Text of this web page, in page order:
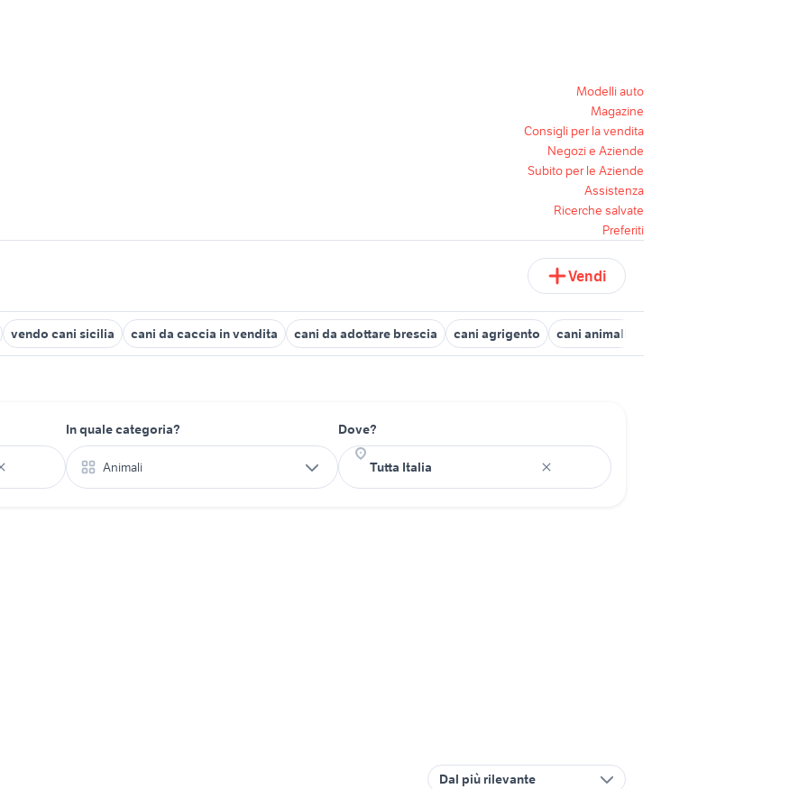
Modelli auto
Magazine
Consigli per la vendita
Negozi e Aziende
Subito per le Aziende
Assistenza
Ricerche salvate
Preferiti
Vendi
vendo cani sicilia cani da caccia in vendita cani da adottare brescia cani agrigento cani animali Verona provincia
In quale categoria?
Animali
Dove?
Dal più rilevante